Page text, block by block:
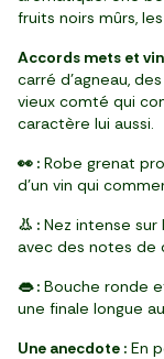
fruits noirs mûrs,
Accords mets et
carré d’agneau,
vieux comté qui
caractère lui aussi.
👀 : Robe grenat
d’un vin qui
👃 : Nez intense
avec des notes de
👄 : Bouche ronde
une finale longue
Une anecdote : En